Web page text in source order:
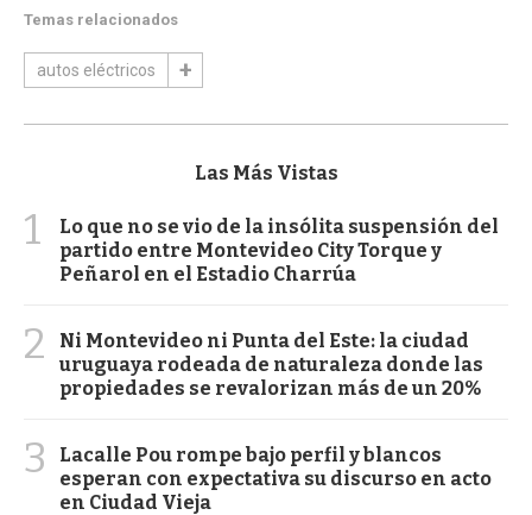
Temas relacionados
autos eléctricos
Las Más Vistas
1
Lo que no se vio de la insólita suspensión del
partido entre Montevideo City Torque y
Peñarol en el Estadio Charrúa
2
Ni Montevideo ni Punta del Este: la ciudad
uruguaya rodeada de naturaleza donde las
propiedades se revalorizan más de un 20%
3
Lacalle Pou rompe bajo perfil y blancos
esperan con expectativa su discurso en acto
en Ciudad Vieja